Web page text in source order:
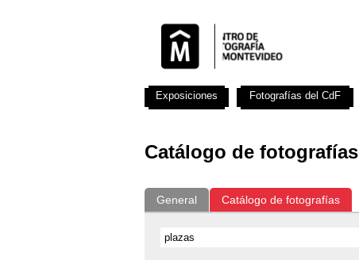
Catálogo de fotografías
General Catálogo de fotografías
Exposiciones Fotografías del CdF